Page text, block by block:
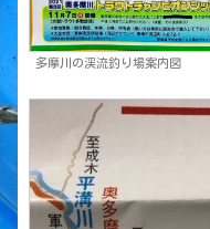
多摩川の渓流釣り場案内図